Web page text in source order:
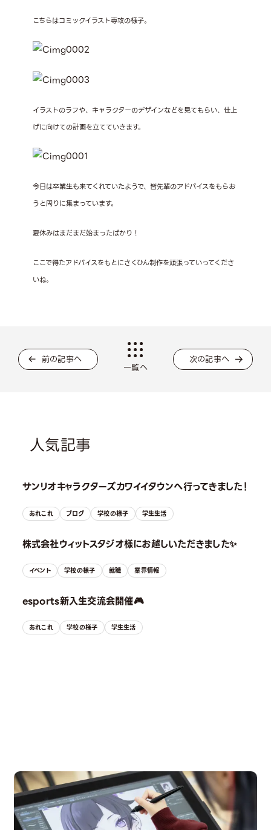
こちらはコミックイラスト専攻の様子。
イラストのラフや、キャラクターのデザインなどを見てもらい、仕上
げに向けての計画を立てていきます。
今日は卒業生も来てくれていたようで、皆先輩のアドバイスをもらお
うと周りに集まっています。
夏休みはまだまだ始まったばかり！
ここで得たアドバイスをもとにさくひん制作を頑張っていってくださ
いね。
前の記事へ
一覧へ
次の記事へ
人気記事
サンリオキャラクターズカワイイタウンへ行ってきました！
あれこれ ブログ 学校の様子 学生生活
株式会社ウィットスタジオ様にお越しいただきました✨
イベント 学校の様子 就職 業界情報
esports新入生交流会開催🎮
あれこれ 学校の様子 学生生活